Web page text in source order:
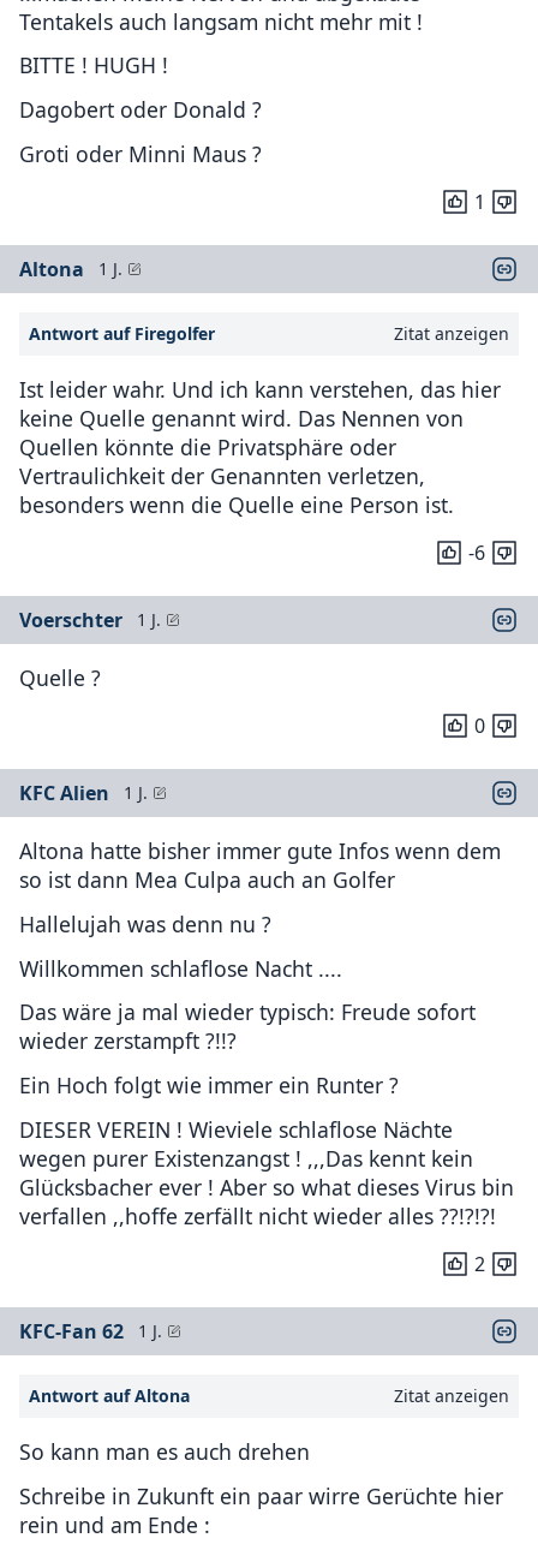
Tentakels auch langsam nicht mehr mit !
BITTE ! HUGH !
Dagobert oder Donald ?
Groti oder Minni Maus ?
1
Altona 1 J.
Antwort auf Firegolfer Zitat anzeigen
Ist leider wahr. Und ich kann verstehen, das hier
keine Quelle genannt wird. Das Nennen von
Quellen könnte die Privatsphäre oder
Vertraulichkeit der Genannten verletzen,
besonders wenn die Quelle eine Person ist.
-6
Voerschter 1 J.
Quelle ?
0
KFC Alien 1 J.
Altona hatte bisher immer gute Infos wenn dem
so ist dann Mea Culpa auch an Golfer
Hallelujah was denn nu ?
Willkommen schlaflose Nacht ....
Das wäre ja mal wieder typisch: Freude sofort
wieder zerstampft ?!!?
Ein Hoch folgt wie immer ein Runter ?
DIESER VEREIN ! Wieviele schlaflose Nächte
wegen purer Existenzangst ! ,,,Das kennt kein
Glücksbacher ever ! Aber so what dieses Virus bin
verfallen ,,hoffe zerfällt nicht wieder alles ??!?!?!
2
KFC-Fan 62 1 J.
Antwort auf Altona Zitat anzeigen
So kann man es auch drehen
Schreibe in Zukunft ein paar wirre Gerüchte hier
rein und am Ende :